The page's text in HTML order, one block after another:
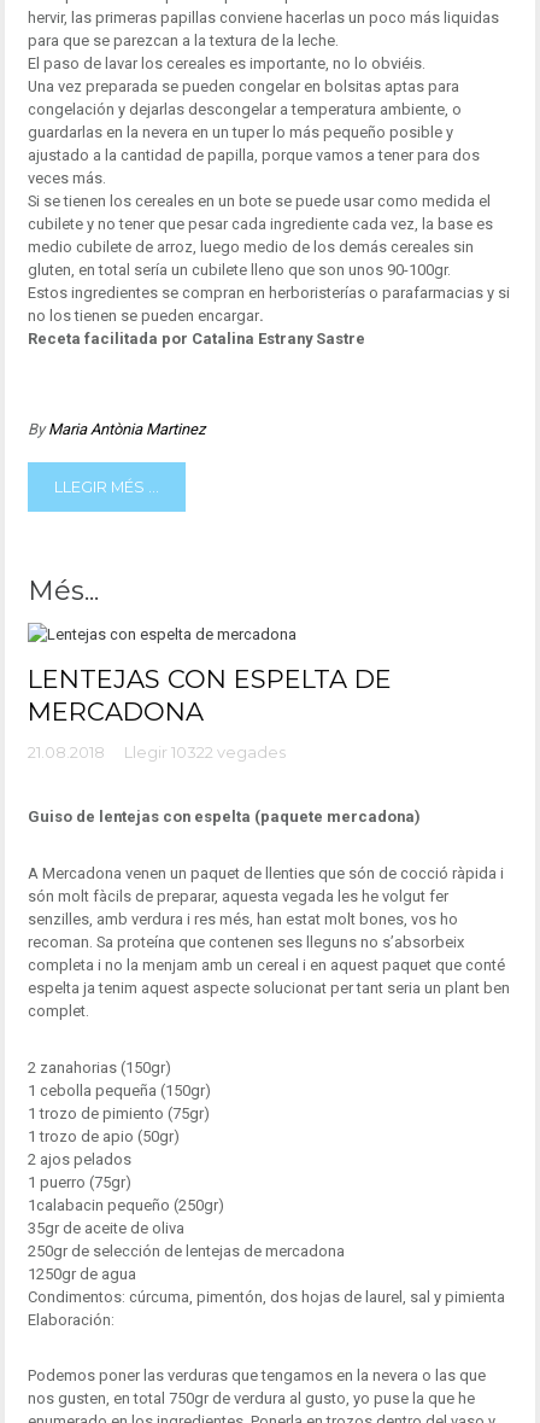
hervir, las primeras papillas conviene hacerlas un poco más liquidas
para que se parezcan a la textura de la leche.
El paso de lavar los cereales es importante, no lo obviéis.
Una vez preparada se pueden congelar en bolsitas aptas para
congelación y dejarlas descongelar a temperatura ambiente, o
guardarlas en la nevera en un tuper lo más pequeño posible y
ajustado a la cantidad de papilla, porque vamos a tener para dos
veces más.
Si se tienen los cereales en un bote se puede usar como medida el
cubilete y no tener que pesar cada ingrediente cada vez, la base es
medio cubilete de arroz, luego medio de los demás cereales sin
gluten, en total sería un cubilete lleno que son unos 90-100gr.
Estos ingredientes se compran en herboristerías o parafarmacias y si
no los tienen se pueden encargar.
Receta facilitada por Catalina Estrany Sastre
ByMaria Antònia Martinez
LLEGIR MÉS ...
Més...
LENTEJAS CON ESPELTA DE
MERCADONA
21.08.2018 Llegir 10322 vegades
Guiso de lentejas con espelta (paquete mercadona)
A Mercadona venen un paquet de llenties que són de cocció ràpida i
són molt fàcils de preparar, aquesta vegada les he volgut fer
senzilles, amb verdura i res més, han estat molt bones, vos ho
recoman. Sa proteína que contenen ses lleguns no s’absorbeix
completa i no la menjam amb un cereal i en aquest paquet que conté
espelta ja tenim aquest aspecte solucionat per tant seria un plant ben
complet.
2 zanahorias (150gr)
1 cebolla pequeña (150gr)
1 trozo de pimiento (75gr)
1 trozo de apio (50gr)
2 ajos pelados
1 puerro (75gr)
1calabacin pequeño (250gr)
35gr de aceite de oliva
250gr de selección de lentejas de mercadona
1250gr de agua
Condimentos: cúrcuma, pimentón, dos hojas de laurel, sal y pimienta
Elaboración:
Podemos poner las verduras que tengamos en la nevera o las que
nos gusten, en total 750gr de verdura al gusto, yo puse la que he